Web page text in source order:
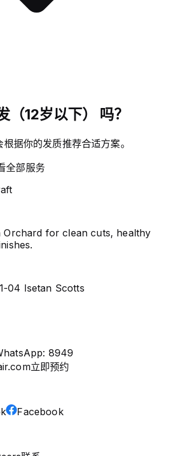
（12岁以下） 吗？
据你的发质推荐合适方案。
全部服务
Orchard for clean cuts, healthy
04 Isetan Scotts
8949
立即预约
Facebook